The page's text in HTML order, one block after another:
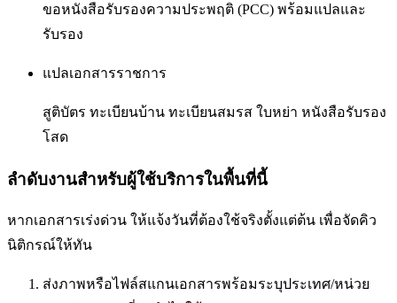
ขอหนังสือรับรองความประพฤติ (PCC) พร้อมแปลและ
รับรอง
แปลเอกสารราชการ
สูติบัตร ทะเบียนบ้าน ทะเบียนสมรส ใบหย่า หนังสือรับรอง
โสด
ลำดับงานสำหรับผู้ใช้บริการในพื้นที่นี้
หากเอกสารเร่งด่วน ให้แจ้งวันที่ต้องใช้จริงตั้งแต่ต้น เพื่อจัดคิว
นิติกรณ์ให้ทัน
ส่งภาพหรือไฟล์สแกนเอกสารพร้อมระบุประเทศ/หน่วย